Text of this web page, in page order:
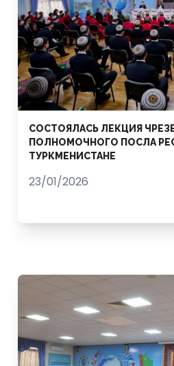
СОСТОЯЛАСЬ ЛЕКЦИЯ
ПОЛНОМОЧНОГО ПОСЛА
ТУРКМЕНИСТАНЕ
23/01/2026